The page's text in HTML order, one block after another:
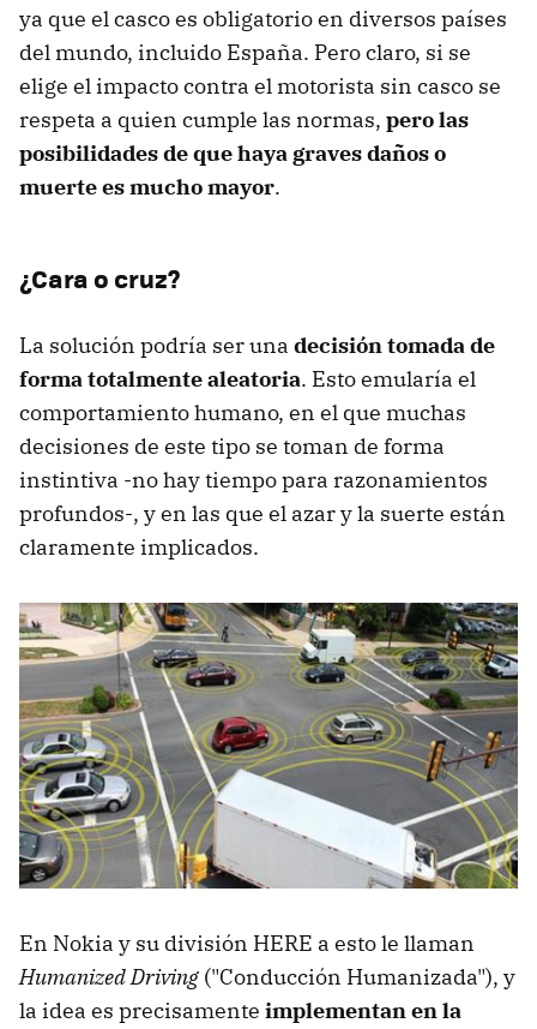
ya que el casco es obligatorio en diversos países
del mundo, incluido España. Pero claro, si se
elige el impacto contra el motorista sin casco se
respeta a quien cumple las normas, pero las
posibilidades de que haya graves daños o
muerte es mucho mayor.
¿Cara o cruz?
La solución podría ser una decisión tomada de
forma totalmente aleatoria. Esto emularía el
comportamiento humano, en el que muchas
decisiones de este tipo se toman de forma
instintiva -no hay tiempo para razonamientos
profundos-, y en las que el azar y la suerte están
claramente implicados.
En Nokia y su división HERE a esto le llaman
Humanized Driving ("Conducción Humanizada"), y
la idea es precisamente implementan en la